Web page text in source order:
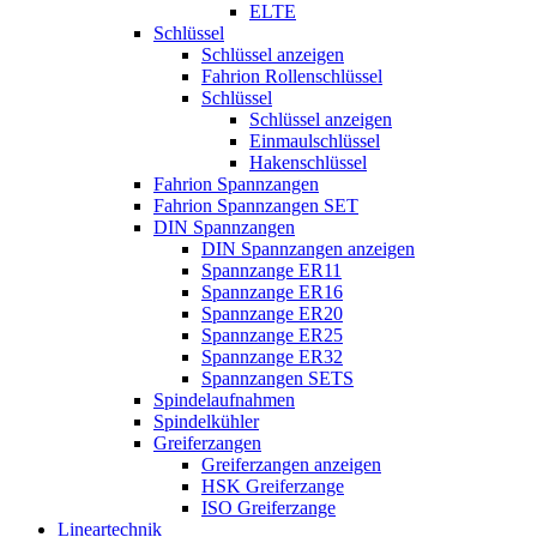
ELTE
Schlüssel
Schlüssel anzeigen
Fahrion Rollenschlüssel
Schlüssel
Schlüssel anzeigen
Einmaulschlüssel
Hakenschlüssel
Fahrion Spannzangen
Fahrion Spannzangen SET
DIN Spannzangen
DIN Spannzangen anzeigen
Spannzange ER11
Spannzange ER16
Spannzange ER20
Spannzange ER25
Spannzange ER32
Spannzangen SETS
Spindelaufnahmen
Spindelkühler
Greiferzangen
Greiferzangen anzeigen
HSK Greiferzange
ISO Greiferzange
Lineartechnik